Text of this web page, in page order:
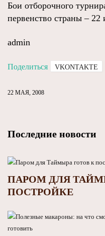
Бои отборочного
первенство страны – 22
admin
Поделиться VKONTAKTE
22 МАЯ, 2008
Последние новости
ПАРОМ ДЛЯ
ПОСТРОЙКЕ